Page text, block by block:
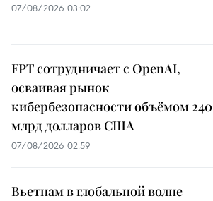
07/08/2026 03:02
FPT сотрудничает с OpenAI,
осваивая рынок
кибербезопасности объёмом 240
млрд долларов США
07/08/2026 02:59
Вьетнам в глобальной волне